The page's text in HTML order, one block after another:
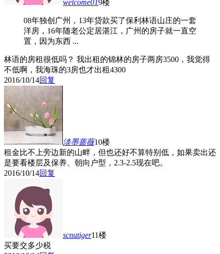
welcome019楼
08年独创广州，13年贷款买了保利林语山庄的一套
洋房，16年随老公定居湛江，广州的房子就一直空
置，因为东西 ...
林语的房租很低吗？ 我出租的锦林的房子两房3500，我觉得
不低啊，我海珠的3房也才出租4300
2016/10/14回复
淡墨蔷薇10楼
租金比不上旁边新的山畔，但也还好不算特别低，如果卖出还
是要看楼层及保养、朝向户型，2.3-2.5现在吧。
2016/10/14回复
scnutiger11楼
买要交多少税